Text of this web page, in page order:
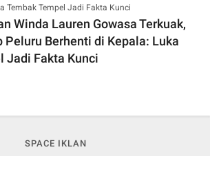
Winda Lauren Gowasa Terkuak,
Peluru Berhenti di Kepala: Luka
Jadi Fakta Kunci
SPACE IKLAN